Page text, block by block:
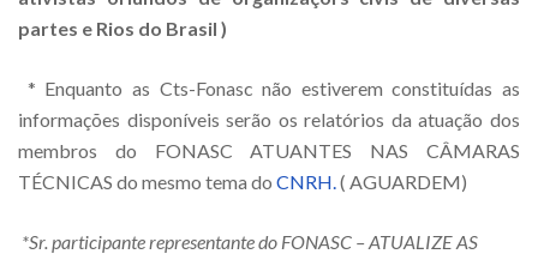
partes e Rios do Brasil )
* Enquanto as Cts-Fonasc não estiverem constituídas as
informações disponíveis serão os relatórios da atuação dos
membros do FONASC ATUANTES NAS CÂMARAS
TÉCNICAS do mesmo tema do CNRH.( AGUARDEM)
*Sr. participante representante do FONASC – ATUALIZE AS